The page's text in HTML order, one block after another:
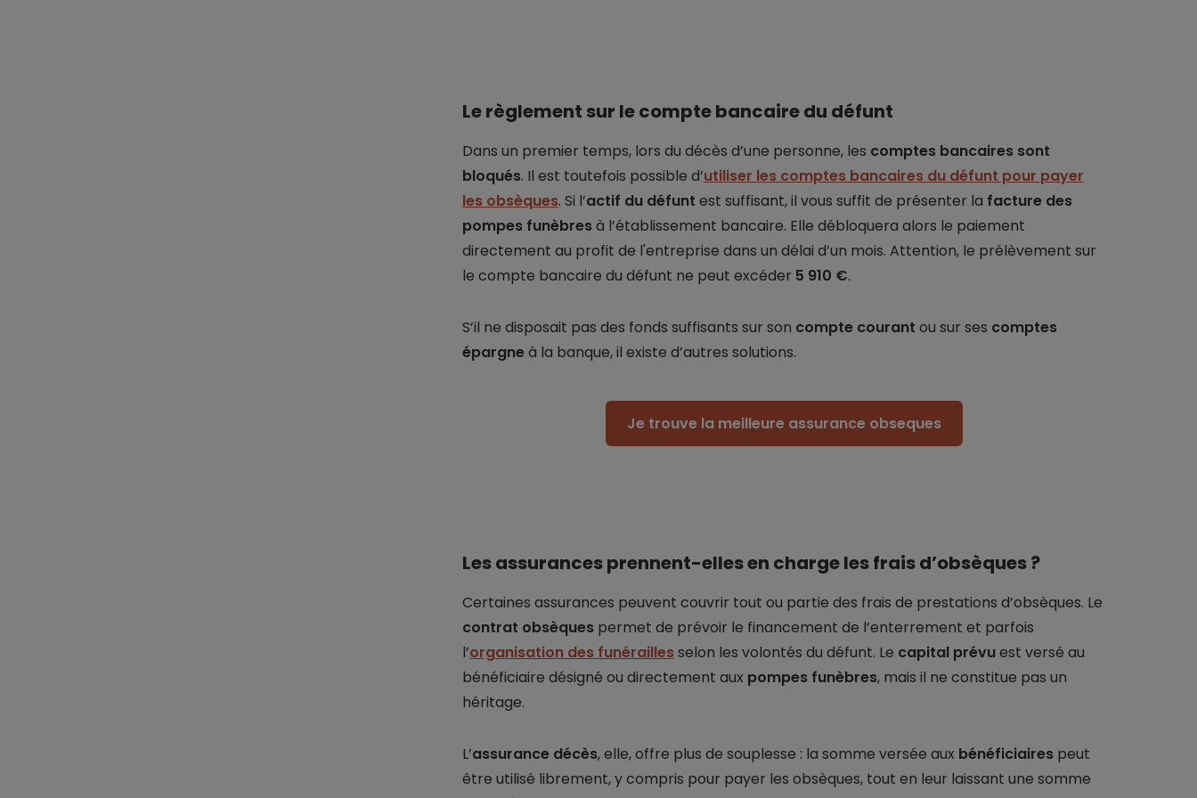
Le règlement sur le compte bancaire du défunt
Dans un premier temps, lors du décès d’une personne, les comptes bancaires sont
bloqués. Il est toutefois possible d’utiliser les comptes bancaires du défunt pour payer
les obsèques. Si l’actif du défunt est suffisant, il vous suffit de présenter la facture des
pompes funèbresà l’établissement bancaire. Elle débloquera alors le paiement
directement au profit de l'entreprise dans un délai d’un mois. Attention, le prélèvement sur
le compte bancaire du défunt ne peut excéder 5 910 €.
S’il ne disposait pas des fonds suffisants sur son compte courant ou sur ses comptes
épargneà la banque, il existe d’autres solutions.
Je trouve la meilleure assurance obseques
Les assurances prennent-elles en charge les frais d’obsèques ?
Certaines assurances peuvent couvrir tout ou partie des frais de prestations d’obsèques. Le
contrat obsèquespermet de prévoir le financement de l’enterrement et parfois
l’organisation des funéraillesselon les volontés du défunt. Le capital prévuest versé au
bénéficiaire désigné ou directement aux pompes funèbres, mais il ne constitue pas un
héritage.
L’assurance décès, elle, offre plus de souplesse : la somme versée aux bénéficiairespeut
être utilisé librement, y compris pour payer les obsèques, tout en leur laissant une somme